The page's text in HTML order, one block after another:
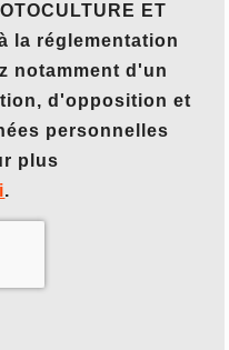
ET
la réglementation
notamment d'un
d'opposition et
personnelles
plus
.